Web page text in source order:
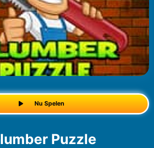
Nu Spelen
Plumber Puzzle